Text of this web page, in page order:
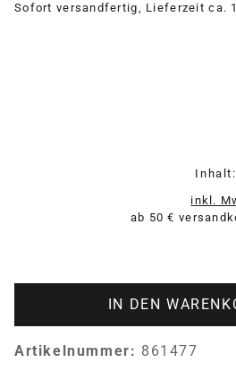
Sofort versandfertig, Lieferzeit ca.
Inhalt:
inkl.
ab 50 €
IN DEN
Artikelnummer: 861477